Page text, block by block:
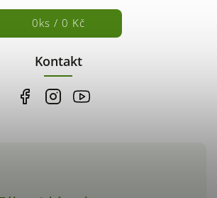
0ks / 0 Kč
Kontakt